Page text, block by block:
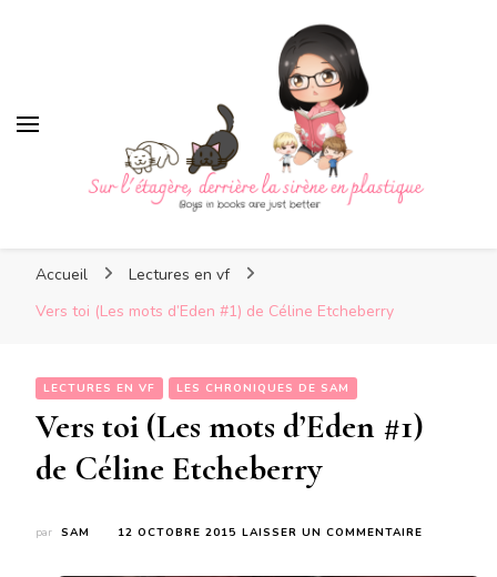
Sur l'étagère, derrière la
plastique
sirène en plastique
Accueil
Lectures en vf
Vers toi (Les mots d’Eden #1) de Céline Etcheberry
LECTURES EN VF LES CHRONIQUES DE SAM
Vers toi (Les mots d’Eden #1)
de Céline Etcheberry
par SAM 12 OCTOBRE 2015 LAISSER UN COMMENTAIRE